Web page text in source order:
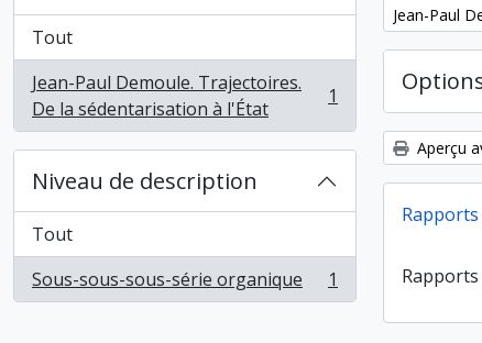
Tout
Jean-Paul Demoule. Trajectoires.
De la sédentarisation à l'État
, 1 résultats 1
Niveau de description
Tout
Sous-sous-sous-série organique
, 1 résultats 1
Remove
Jean-Paul
Aperçu